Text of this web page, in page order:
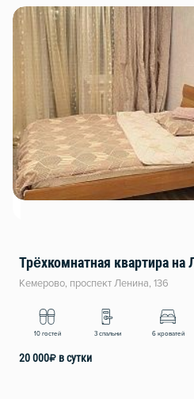
Трёхкомнатная квартира на
Кемерово, проспект Ленина, 136
10 гостей 3 спальни 6 кроватей
20 000₽ в сутки